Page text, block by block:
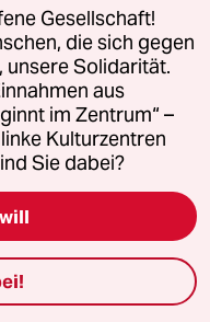
Gesellschaft!
die sich gegen
unsere Solidarität.
aus
im Zentrum“ –
Kulturzentren
Sie dabei?